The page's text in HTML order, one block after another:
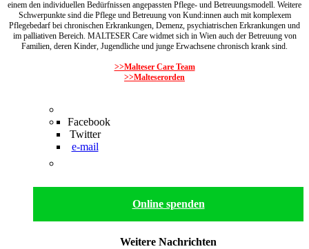
einem den individuellen Bedürfnissen angepassten Pflege- und Betreuungsmodell. Weitere
Schwerpunkte sind die Pflege und Betreuung von Kund:innen auch mit komplexem
Pflegebedarf bei chronischen Erkrankungen, Demenz, psychiatrischen Erkrankungen und
im palliativen Bereich. MALTESER Care widmet sich in Wien auch der Betreuung von
Familien, deren Kinder, Jugendliche und junge Erwachsene chronisch krank sind.
>>Malteser Care Team
>>Malteserorden
Facebook
Twitter
e-mail
Online spenden
Weitere Nachrichten